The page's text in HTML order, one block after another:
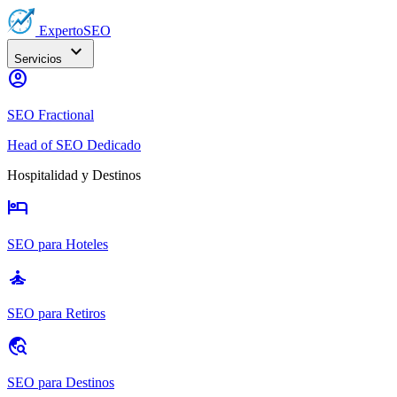
ExpertoSEO
Servicios
expand_more
account_circle
SEO Fractional
Head of SEO Dedicado
Hospitalidad y Destinos
hotel
SEO para Hoteles
self_improvement
SEO para Retiros
travel_explore
SEO para Destinos